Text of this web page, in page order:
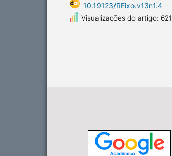
10.19123/REixo.v13n1.4
Visualizações do artigo: 621